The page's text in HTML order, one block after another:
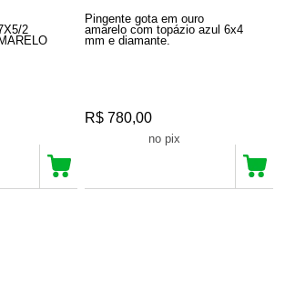
2
Pingente gota em ouro
amarelo com topázio azul 6x4
mm e diamante.
R$ 780,00
no pix